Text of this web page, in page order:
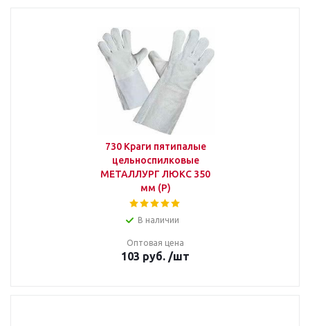
730 Краги пятипалые
цельноспилковые
МЕТАЛЛУРГ ЛЮКС 350
мм (Р)
В наличии
Оптовая цена
103 руб. /шт